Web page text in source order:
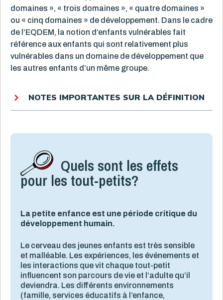
domaines », « trois domaines », « quatre domaines »
ou « cinq domaines » de développement. Dans le cadre
de l’EQDEM, la notion d’enfants vulnérables fait
référence aux enfants qui sont relativement plus
vulnérables dans un domaine de développement que
les autres enfants d’un même groupe.
NOTES IMPORTANTES SUR LA DÉFINITION
Quels sont les effets
pour les tout-petits?
La petite enfance est une période critique du
développement humain.
Le cerveau des jeunes enfants est très sensible
et malléable. Les expériences, les événements et
les interactions que vit chaque tout-petit
influencent son parcours de vie et l’adulte qu’il
deviendra. Les différents environnements
(famille, services éducatifs à l’enfance,